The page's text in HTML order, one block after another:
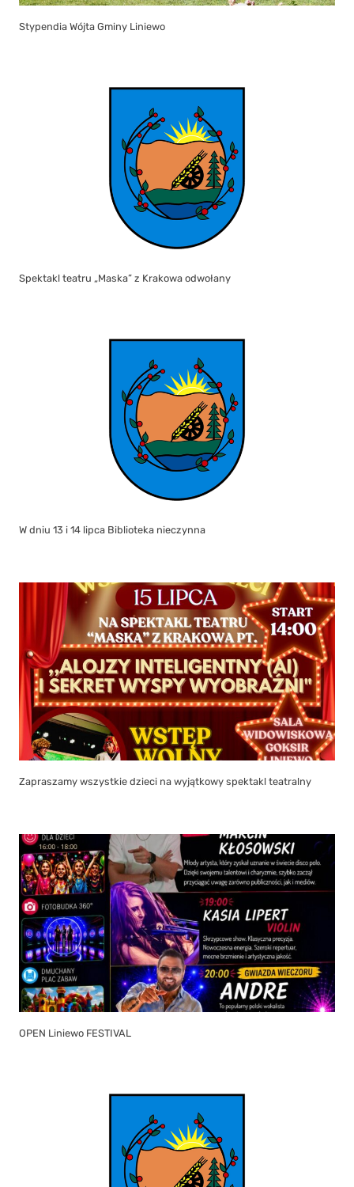
Stypendia Wójta Gminy Liniewo
Spektakl teatru „Maska” z Krakowa odwołany
W dniu 13 i 14 lipca Biblioteka nieczynna
Zapraszamy wszystkie dzieci na wyjątkowy spektakl teatralny
OPEN Liniewo FESTIVAL